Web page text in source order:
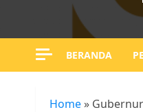
BERANDA
Home »